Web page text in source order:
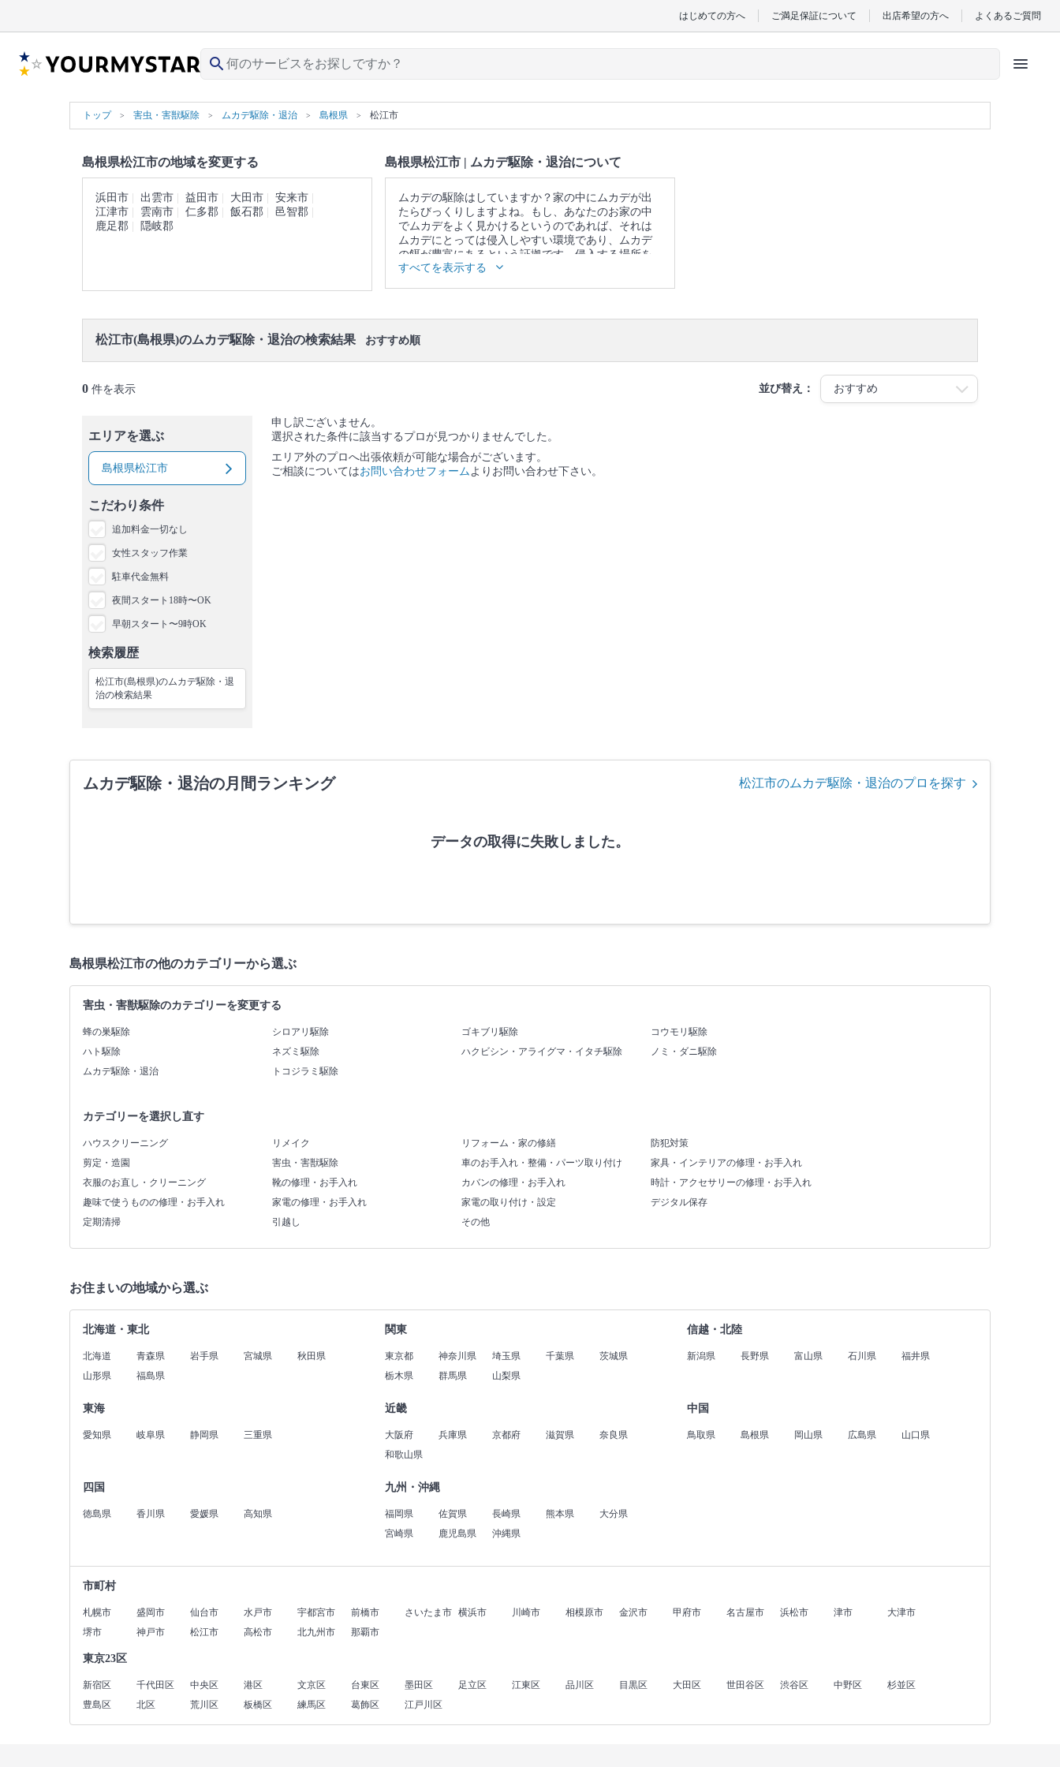
はじめての方へ ご満足保証について 出店希望の方へ よくあるご質問
search menu
トップ 害虫・害獣駆除 ムカデ駆除・退治 島根県 松江市
島根県松江市の地域を変更する
浜田市 出雲市 益田市 大田市
安来市
江津市
雲南市 仁多郡 飯石郡
邑智郡
鹿足郡
隠岐郡
島根県松江市 | ムカデ駆除・退治について
ムカデの駆除はしていますか？家の中にムカデが出
たらびっくりしますよね。もし、あなたのお家の中
でムカデをよく見かけるというのであれば、それは
ムカデにとっては侵入しやすい環境であり、ムカデ
の餌が豊富にあるという証拠です。侵入する場所を
改善しないと、ムカデによる被害は頻度が高くなっ
口コミ
すべてを表示する
松江市(島根県)のムカデ駆除・退治の検索結果 おすすめ順
0 件を表示 並び替え：
エリアを選ぶ
島根県松江市
こだわり条件
追加料金一切なし
女性スタッフ作業
駐車代金無料
夜間スタート18時〜OK
早朝スタート〜9時OK
検索履歴
松江市(島根県)のムカデ駆除・退
治の検索結果
申し訳ございません。
選択された条件に該当するプロが見つかりませんでした。
エリア外のプロへ出張依頼が可能な場合がございます。
ご相談についてはお問い合わせフォームよりお問い合わせ下さい。
ムカデ駆除・退治の月間ランキング 松江市のムカデ駆除・退治のプロを探す
データの取得に失敗しました。
島根県松江市の他のカテゴリーから選ぶ
害虫・害獣駆除のカテゴリーを変更する
蜂の巣駆除 シロアリ駆除 ゴキブリ駆除
コウモリ駆除
ハト駆除
ネズミ駆除 ハクビシン・アライグマ・イタチ駆除
ノミ・ダニ駆除
ムカデ駆除・退治
トコジラミ駆除
カテゴリーを選択し直す
ハウスクリーニング リメイク リフォーム・家の修繕
防犯対策
剪定・造園
害虫・害獣駆除 車のお手入れ・整備・パーツ取り付け
家具・インテリアの修理・お手入れ
衣服のお直し・クリーニング
靴の修理・お手入れ カバンの修理・お手入れ
時計・アクセサリーの修理・お手入れ
趣味で使うものの修理・お手入れ
家電の修理・お手入れ 家電の取り付け・設定
デジタル保存
定期清掃
引越し その他
お住まいの地域から選ぶ
北海道・東北
北海道 青森県 岩手県 宮城県
秋田県
山形県
福島県
関東
東京都 神奈川県 埼玉県 千葉県
茨城県
栃木県
群馬県 山梨県
信越・北陸
新潟県 長野県 富山県 石川県 福井県
東海
愛知県 岐阜県 静岡県 三重県
近畿
大阪府 兵庫県 京都府 滋賀県
奈良県
和歌山県
中国
鳥取県 島根県 岡山県 広島県 山口県
四国
徳島県 香川県 愛媛県 高知県
九州・沖縄
福岡県 佐賀県 長崎県 熊本県
大分県
宮崎県
鹿児島県 沖縄県
市町村
札幌市 盛岡市 仙台市 水戸市 宇都宮市 前橋市 さいたま市 横浜市 川崎市 相模原市 金沢市 甲府市 名古屋市 浜松市 津市
大津市
堺市
神戸市 松江市 高松市 北九州市 那覇市
東京23区
新宿区 千代田区 中央区 港区 文京区 台東区 墨田区 足立区 江東区 品川区 目黒区 大田区 世田谷区 渋谷区 中野区
杉並区
豊島区
北区 荒川区 板橋区 練馬区 葛飾区 江戸川区